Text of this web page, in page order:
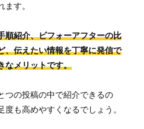
す。
順紹介、ビフォーアフターの比
、伝えたい情報を丁寧に発信で
なメリットです。
つの投稿の中で紹介できるの
も高めやすくなるでしょう。